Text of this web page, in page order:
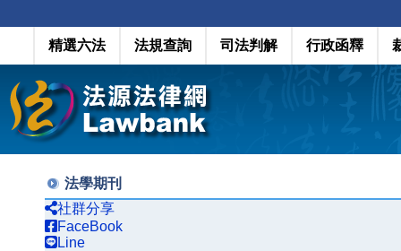
精選六法 法規查詢 司法判解 行政函釋
法學期刊
社群分享
FaceBook
Line